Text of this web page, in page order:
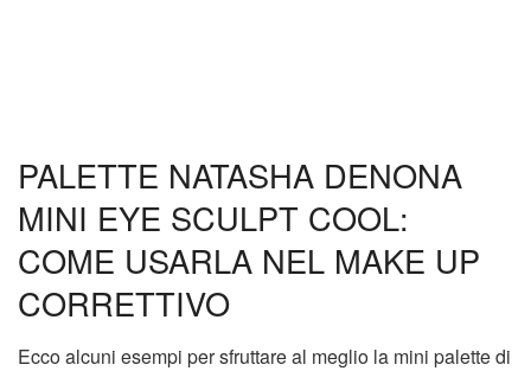
PALETTE NATASHA DENONA
MINI EYE SCULPT COOL:
COME USARLA NEL MAKE UP
CORRETTIVO
Ecco alcuni esempi per sfruttare al meglio la mini palette di